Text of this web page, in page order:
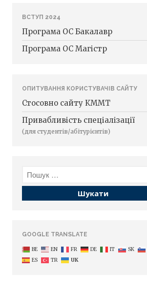
ВСТУП 2024
Програма ОС Бакалавр
Програма ОС Магістр
ОПИТУВАННЯ КОРИСТУВАЧІВ САЙТУ
Стосовно сайту КММТ
Привабливість спеціалізації
(для студентів/абітурієнтів)
GOOGLE TRANSLATE
BE EN FR DE IT SK
ES
TR UK